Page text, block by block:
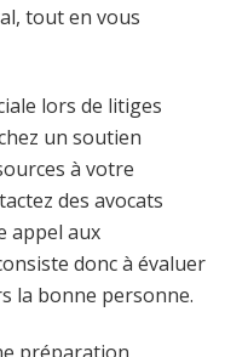
tout en vous
lors de litiges
un soutien
à votre
des avocats
appel aux
donc à évaluer
la bonne personne.
préparation